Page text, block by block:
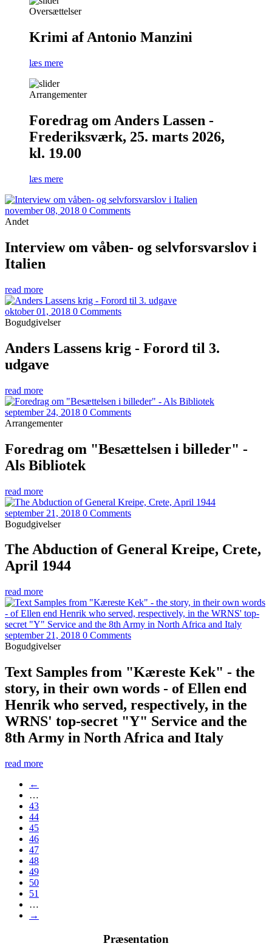
Oversættelser
Krimi af Antonio Manzini
læs mere
Arrangementer
Foredrag om Anders Lassen -
Frederiksværk, 25. marts 2026,
kl. 19.00
læs mere
november 08, 2018 0 Comments
Andet
Interview om våben- og selvforsvarslov i
Italien
read more
oktober 01, 2018 0 Comments
Bogudgivelser
Anders Lassens krig - Forord til 3.
udgave
read more
september 24, 2018 0 Comments
Arrangementer
Foredrag om "Besættelsen i billeder" -
Als Bibliotek
read more
september 21, 2018 0 Comments
Bogudgivelser
The Abduction of General Kreipe, Crete,
April 1944
read more
september 21, 2018 0 Comments
Bogudgivelser
Text Samples from "Kæreste Kek" - the
story, in their own words - of Ellen end
Henrik who served, respectively, in the
WRNS' top-secret "Y" Service and the
8th Army in North Africa and Italy
read more
←
…
43
44
45
46
47
48
49
50
51
…
→
Præsentation